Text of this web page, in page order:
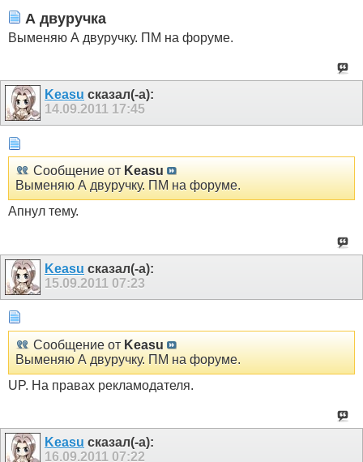
А двуручка
Выменяю А двуручку. ПМ на форуме.
Keasu сказал(-а):
14.09.2011 17:45
Сообщение от Keasu
Выменяю А двуручку. ПМ на форуме.
Апнул тему.
Keasu сказал(-а):
15.09.2011 07:23
Сообщение от Keasu
Выменяю А двуручку. ПМ на форуме.
UP. На правах рекламодателя.
Keasu сказал(-а):
16.09.2011 07:22